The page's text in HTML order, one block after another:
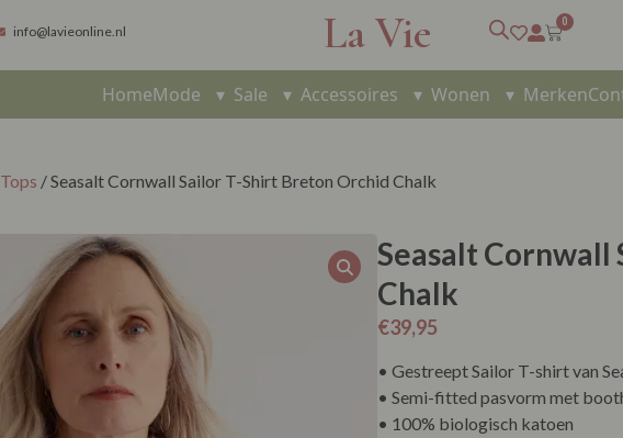
info@lavieonline.nl La Vie 0
HomeMode ▾ Sale ▾ Accessoires ▾ Wonen ▾ Merken
Tops / Seasalt Cornwall Sailor T-Shirt Breton Orchid Chalk
Seasalt Cornwall
Chalk
€39,95
• Gestreept Sailor T-shirt van
• Semi-fitted pasvorm met
• 100% biologisch katoen